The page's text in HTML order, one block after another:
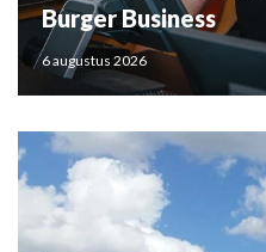
Burger Business
6 augustus 2026